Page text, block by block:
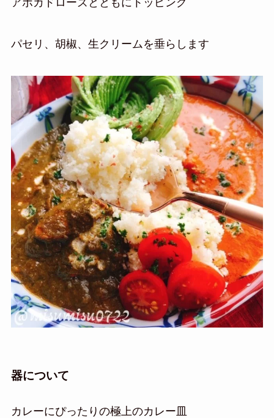
アボカドローズとともにトッピング
パセリ、胡椒、生クリームを垂らします
器について
カレーにぴったりの極上のカレー皿